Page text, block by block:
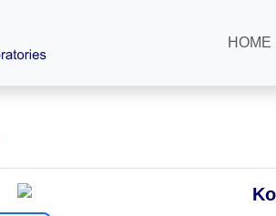
HOME